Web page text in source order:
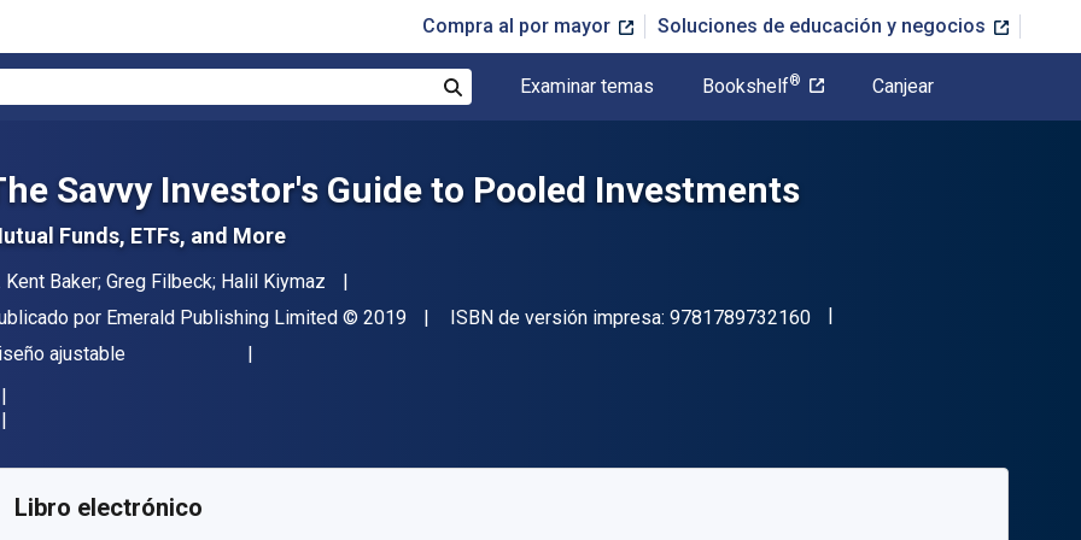
Compra al por mayor Soluciones de educación y negocios
Examinar temas Bookshelf® Canjear
Savvy Investor's Guide to Pooled Investments
Funds, ETFs, and More
Kent Baker; Greg Filbeck; Halil Kiymaz
por Emerald Publishing Limited Copyright
© 2019 ISBN de versión impresa: 9781789732160"ISBN-13 9781789732160"
ajustable
de referencia:
Libro electrónico